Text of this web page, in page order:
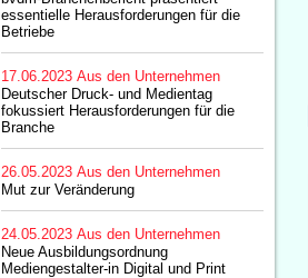
essentielle Herausforderungen für die
Betriebe
17.06.2023 Aus den Unternehmen
Deutscher Druck- und Medientag
fokussiert Herausforderungen für die
Branche
26.05.2023 Aus den Unternehmen
Mut zur Veränderung
24.05.2023 Aus den Unternehmen
Neue Ausbildungsordnung
Mediengestalter-in Digital und Print